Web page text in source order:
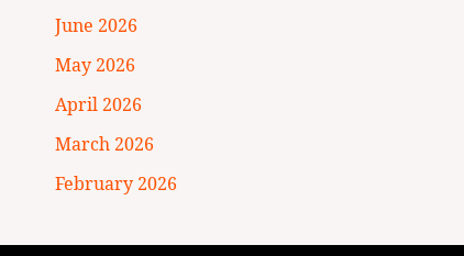
June 2026
May 2026
April 2026
March 2026
February 2026